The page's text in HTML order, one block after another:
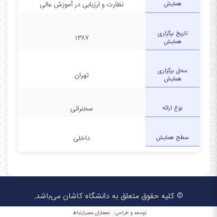
همایش نظارت و ارزیابی در آموزش عالی
تاریخ برگزاری
همایش
۱۳۸۷
محل برگزاری
همایش
تهران
نوع ارائه سخنرانی
سطح همایش داخلی
© کلیه حقوق متعلق به دانشگاه کاشان می‌باشد.
توسعه و طراحی: معماران عصر‌ارتباط